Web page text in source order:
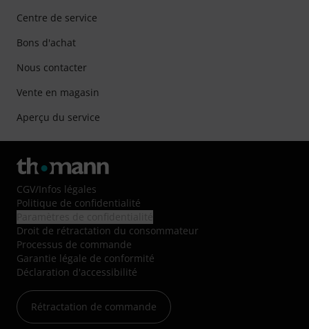
Centre de service
Bons d'achat
Nous contacter
Vente en magasin
Aperçu du service
CGV/Infos légales
Politique de confidentialité
Droit de rétractation du consommateur
Processus de commande
Garantie légale de conformité
Déclaration d'accessibilité
Rétractation de commande